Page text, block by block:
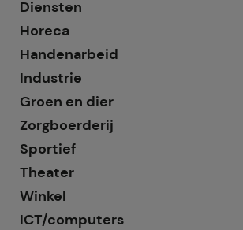
Diensten
Horeca
Handenarbeid
Industrie
Groen en dier
Zorgboerderij
Sportief
Theater
Winkel
ICT/computers